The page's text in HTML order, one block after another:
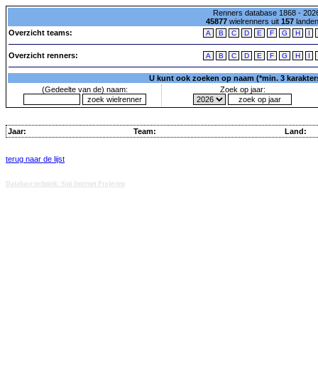
Renners database 1868 -
45877wielrenners uit 157
Overzicht teams:
A B C D E F G H I
Overzicht renners: A B C D E F G H I
U kunt ook zoeken op naam (*min. 3
(Gedeelte van de) naam:
Zoek op jaar:
Jaar: Team: Land:
terug naar de lijst
Database techniek: Sini Internet Projecten